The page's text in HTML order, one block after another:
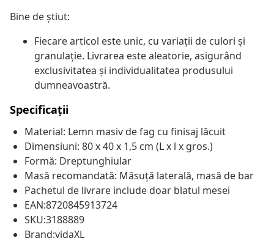
Bine de știut:
Fiecare articol este unic, cu variații de culori și
granulație. Livrarea este aleatorie, asigurând
exclusivitatea și individualitatea produsului
dumneavoastră.
Specificații
Material: Lemn masiv de fag cu finisaj lăcuit
Dimensiuni: 80 x 40 x 1,5 cm (L x l x gros.)
Formă: Dreptunghiular
Masă recomandată: Măsuță laterală, masă de bar
Pachetul de livrare include doar blatul mesei
EAN:8720845913724
SKU:3188889
Brand:vidaXL